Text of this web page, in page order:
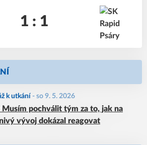
1 : 1
k utkání - so 9. 5. 2026
Musím pochválit tým za to, jak na
vývoj dokázal reagovat